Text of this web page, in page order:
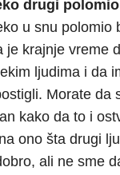
drugi
u snu polomio
je krajnje vreme
ljudima i da
Morate da
kako da to i
ono šta drugi
ali ne sme